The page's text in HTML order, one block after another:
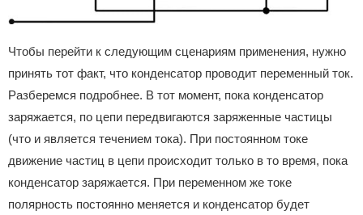
Чтобы перейти к следующим сценариям применения, нужно
принять тот факт, что конденсатор проводит переменный ток.
Разберемся подробнее. В тот момент, пока конденсатор
заряжается, по цепи передвигаются заряженные частицы
(что и является течением тока). При постоянном токе
движение частиц в цепи происходит только в то время, пока
конденсатор заряжается. При переменном же токе
полярность постоянно меняется и конденсатор будет